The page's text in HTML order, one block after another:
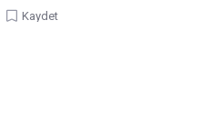
Kaydet